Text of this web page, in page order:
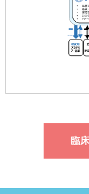
臨